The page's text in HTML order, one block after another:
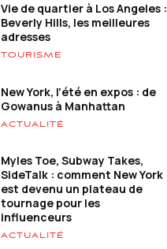
Vie de quartier à Los Angeles :
Beverly Hills, les meilleures
adresses
TOURISME
New York, l’été en expos : de
Gowanus à Manhattan
ACTUALITÉ
Myles Toe, Subway Takes,
SideTalk : comment New York
est devenu un plateau de
tournage pour les
influenceurs
ACTUALITÉ